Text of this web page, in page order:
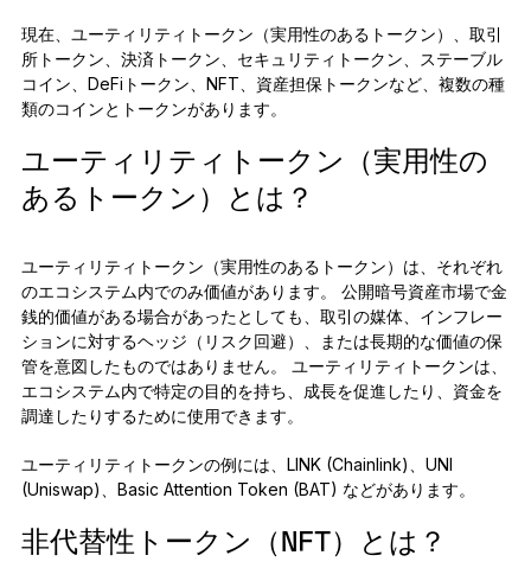
現在、ユーティリティトークン（実用性のあるトークン）、取引
所トークン、決済トークン、セキュリティトークン、ステーブル
コイン、DeFiトークン、NFT、資産担保トークンなど、複数の種
類のコインとトークンがあります。
ユーティリティトークン（実用性の
あるトークン）とは？
ユーティリティトークン（実用性のあるトークン）は、それぞれ
のエコシステム内でのみ価値があります。 公開暗号資産市場で金
銭的価値がある場合があったとしても、取引の媒体、インフレー
ションに対するヘッジ（リスク回避）、または長期的な価値の保
管を意図したものではありません。 ユーティリティトークンは、
エコシステム内で特定の目的を持ち、成長を促進したり、資金を
調達したりするために使用できます。
ユーティリティトークンの例には、LINK (Chainlink)、UNI
(Uniswap)、Basic Attention Token (BAT) などがあります。
非代替性トークン（NFT）とは？